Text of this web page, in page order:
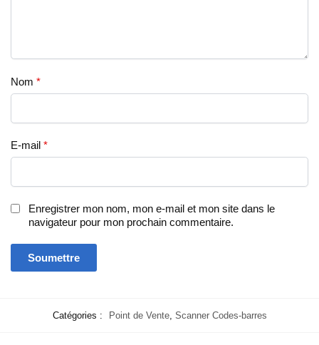
Nom *
E-mail *
Enregistrer mon nom, mon e-mail et mon site dans le
navigateur pour mon prochain commentaire.
Catégories : Point de Vente, Scanner Codes-barres